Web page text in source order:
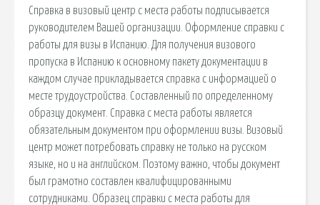
Справка в визовый центр с места работы подписывается
руководителем Вашей организации. Оформление справки с
работы для визы в Испанию. Для получения визового
пропуска в Испанию к основному пакету документации в
каждом случае прикладывается справка с информацией о
месте трудоустройства. Составленный по определенному
образцу документ. Справка с места работы является
обязательным документом при оформлении визы. Визовый
центр может потребовать справку не только на русском
языке, но и на английском. Поэтому важно, чтобы документ
был грамотно составлен квалифицированными
сотрудниками. Образец справки с места работы для